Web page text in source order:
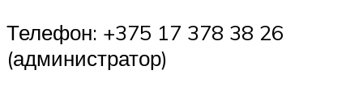
Телефон: +375 17 378 38 26
(администратор)